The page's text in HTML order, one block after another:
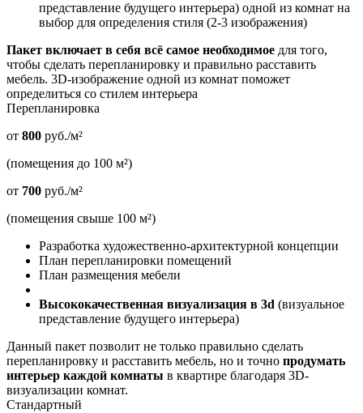
представление будущего интерьера) одной из комнат на
выбор для определения стиля (2-3 изображения)
Пакет включает в себя всё самое необходимое для того,
чтобы сделать перепланировку и правильно расставить
мебель. 3D-изображение одной из комнат поможет
определиться со стилем интерьера
Перепланировка
от 800 руб./м²
(помещения до 100 м²)
от 700 руб./м²
(помещения свыше 100 м²)
Разработка художественно-архитектурной концепции
План перепланировки помещений
План размещения мебели
Высококачественная визуализация в 3d (визуальное
представление будущего интерьера)
Данный пакет позволит не только правильно сделать
перепланировку и расставить мебель, но и точно продумать
интерьер каждой комнаты в квартире благодаря 3D-
визуализации комнат.
Стандартный